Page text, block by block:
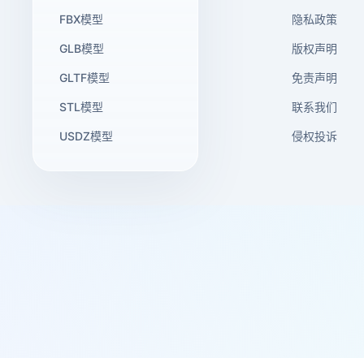
FBX模型
GLB模型
GLTF模型
STL模型
USDZ模型
隐私政策
版权声明
免责声明
联系我们
侵权投诉